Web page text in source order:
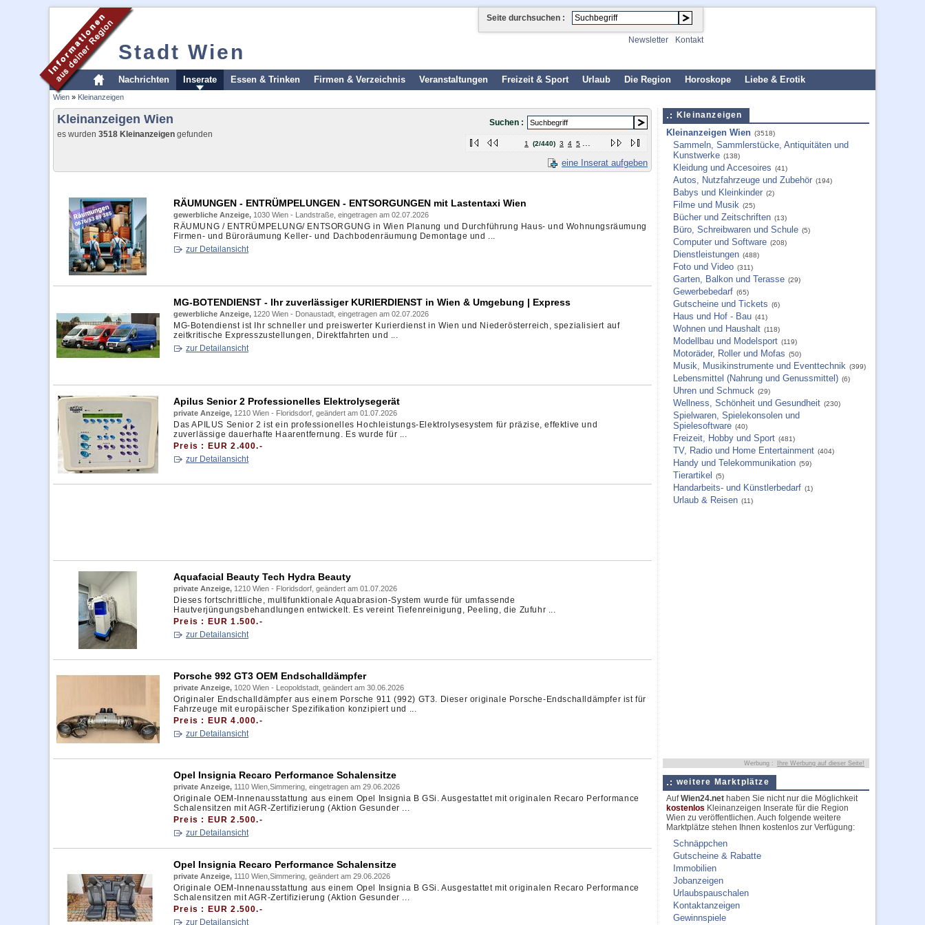
Stadt Wien
Seite durchsuchen :
Newsletter Kontakt
Nachrichten Inserate Essen & Trinken Firmen & Verzeichnis Veranstaltungen Freizeit & Sport Urlaub Die Region Horoskope Liebe & Erotik
Wien » Kleinanzeigen
Kleinanzeigen Wien
es wurden 3518 Kleinanzeigen gefunden
Suchen :
1 (2/440) 3 4 5 ...
eine Inserat aufgeben
RÄUMUNGEN - ENTRÜMPELUNGEN - ENTSORGUNGEN mit Lastentaxi Wien
gewerbliche Anzeige, 1030 Wien - Landstraße, eingetragen am 02.07.2026
RÄUMUNG / ENTRÜMPELUNG/ ENTSORGUNG in Wien Planung und Durchführung Haus- und Wohnungsräumung
Firmen- und Büroräumung Keller- und Dachbodenräumung Demontage und ...
zur Detailansicht
MG-BOTENDIENST - Ihr zuverlässiger KURIERDIENST in Wien & Umgebung | Express
gewerbliche Anzeige, 1220 Wien - Donaustadt, eingetragen am 02.07.2026
MG‑Botendienst ist Ihr schneller und preiswerter Kurierdienst in Wien und Niederösterreich, spezialisiert auf
zeitkritische Expresszustellungen, Direktfahrten und ...
zur Detailansicht
Apilus Senior 2 Professionelles Elektrolysegerät
private Anzeige, 1210 Wien - Floridsdorf, geändert am 01.07.2026
Das APILUS Senior 2 ist ein professionelles Hochleistungs-Elektrolysesystem für präzise, ​​effektive und
zuverlässige dauerhafte Haarentfernung. Es wurde für ...
Preis : EUR 2.400.-
zur Detailansicht
Aquafacial Beauty Tech Hydra Beauty
private Anzeige, 1210 Wien - Floridsdorf, geändert am 01.07.2026
Dieses fortschrittliche, multifunktionale Aquabrasion-System wurde für umfassende
Hautverjüngungsbehandlungen entwickelt. Es vereint Tiefenreinigung, Peeling, die Zufuhr ...
Preis : EUR 1.500.-
zur Detailansicht
Porsche 992 GT3 OEM Endschalldämpfer
private Anzeige, 1020 Wien - Leopoldstadt, geändert am 30.06.2026
Originaler Endschalldämpfer aus einem Porsche 911 (992) GT3. Dieser originale Porsche-Endschalldämpfer ist für
Fahrzeuge mit europäischer Spezifikation konzipiert und ...
Preis : EUR 4.000.-
zur Detailansicht
Opel Insignia Recaro Performance Schalensitze
private Anzeige, 1110 Wien,Simmering, eingetragen am 29.06.2026
Originale OEM-Innenausstattung aus einem Opel Insignia B GSi. Ausgestattet mit originalen Recaro Performance
Schalensitzen mit AGR-Zertifizierung (Aktion Gesunder ...
Preis : EUR 2.500.-
zur Detailansicht
Opel Insignia Recaro Performance Schalensitze
private Anzeige, 1110 Wien,Simmering, geändert am 29.06.2026
Originale OEM-Innenausstattung aus einem Opel Insignia B GSi. Ausgestattet mit originalen Recaro Performance
Schalensitzen mit AGR-Zertifizierung (Aktion Gesunder ...
Preis : EUR 2.500.-
zur Detailansicht
Kleinanzeigen
Kleinanzeigen Wien (3518)
Sammeln, Sammlerstücke, Antiquitäten und
Kunstwerke (138)
Kleidung und Accesoires (41)
Autos, Nutzfahrzeuge und Zubehör (194)
Babys und Kleinkinder (2)
Filme und Musik (25)
Bücher und Zeitschriften (13)
Büro, Schreibwaren und Schule (5)
Computer und Software (208)
Dienstleistungen (488)
Foto und Video (311)
Garten, Balkon und Terasse (29)
Gewerbebedarf (65)
Gutscheine und Tickets (6)
Haus und Hof - Bau (41)
Wohnen und Haushalt (118)
Modellbau und Modelsport (119)
Motoräder, Roller und Mofas (50)
Musik, Musikinstrumente und Eventtechnik (399)
Lebensmittel (Nahrung und Genussmittel) (6)
Uhren und Schmuck (29)
Wellness, Schönheit und Gesundheit (230)
Spielwaren, Spielekonsolen und
Spielesoftware (40)
Freizeit, Hobby und Sport (481)
TV, Radio und Home Entertainment (404)
Handy und Telekommunikation (59)
Tierartikel (5)
Handarbeits- und Künstlerbedarf (1)
Urlaub & Reisen (11)
Werbung : Ihre Werbung auf dieser Seite!
weitere Marktplätze
AufWien24.net haben Sie nicht nur die Möglichkeit
kostenlos Kleinanzeigen Inserate für die Region
Wien zu veröffentlichen. Auch folgende weitere
Marktplätze stehen Ihnen kostenlos zur Verfügung:
Schnäppchen
Gutscheine & Rabatte
Immobilien
Jobanzeigen
Urlaubspauschalen
Kontaktanzeigen
Gewinnspiele